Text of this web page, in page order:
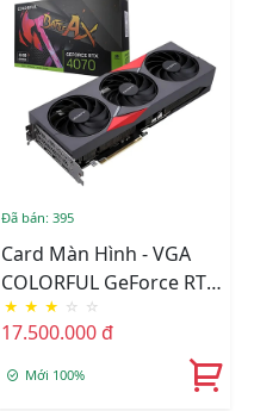
Đã bán: 395
Card Màn Hình - VGA
COLORFUL GeForce RTX
4070 NB EX-V 12GB
GDDR6X
★ ★ ★ ☆ ☆
17.500.000 đ
Mới 100%